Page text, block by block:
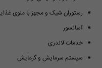
رستوران شیک و مجهز با منوی
آسانسور
خدمات لاندری
سیستم سرمایش و گرمایش